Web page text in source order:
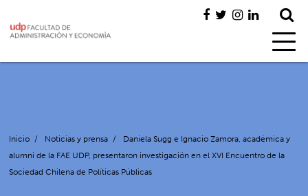
Inicio / Noticias y prensa /
Daniela Sugg e Ignacio Zamora, académica y
alumni de la FAE UDP, presentaron investigación en el XVI Encuentro de la
Sociedad Chilena de Políticas Públicas